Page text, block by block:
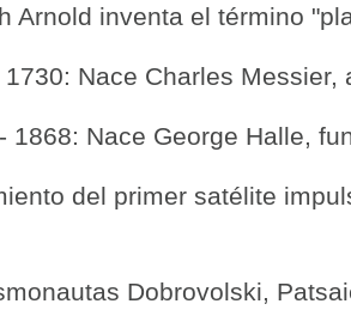
Arnold inventa el término
Nace Charles Messier,
1868: Nace George Halle,
del primer satélite
Dobrovolski,